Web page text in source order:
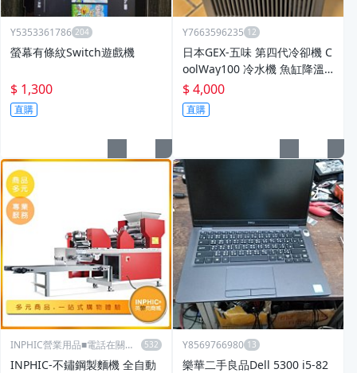
Y5353361786
螢幕有條紋Switch遊戲機
$ 1,300
直購
Y7663596235
日本GEX-五味 第四代冷卻機 C
oolWay100 冷水機 魚缸降溫
二手品
$ 4,000
直購
INPHIC營業用品■電話在關於
INPHIC-不鏽鋼製麵機 全自動
Y8569766980
樂華二手良品Dell 5300 i5-82